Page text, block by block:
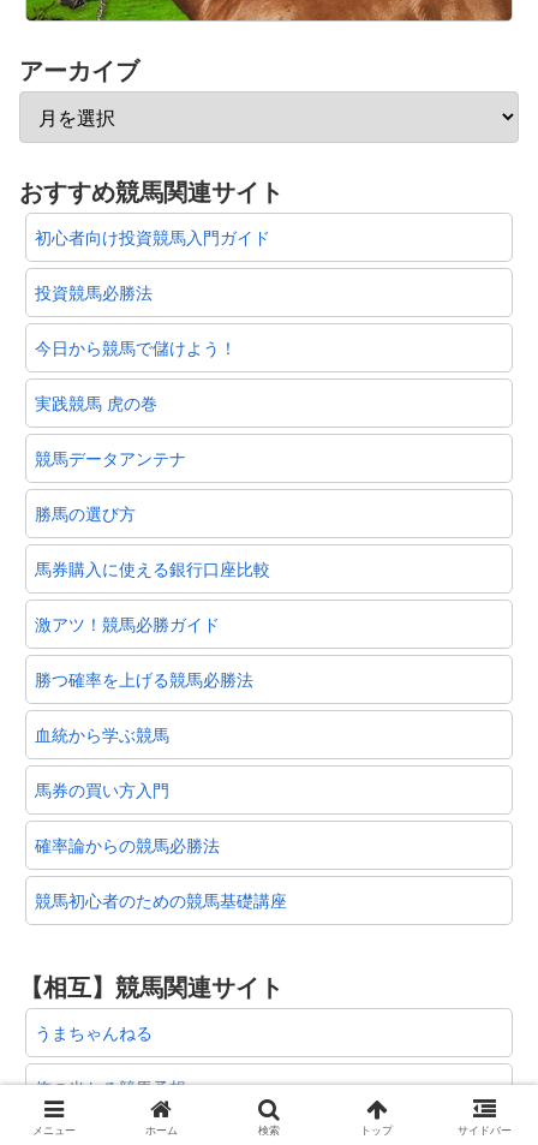
アーカイブ
おすすめ競馬関連サイト
初心者向け投資競馬入門ガイド
投資競馬必勝法
今日から競馬で儲けよう！
実践競馬 虎の巻
競馬データアンテナ
勝馬の選び方
馬券購入に使える銀行口座比較
激アツ！競馬必勝ガイド
勝つ確率を上げる競馬必勝法
血統から学ぶ競馬
馬券の買い方入門
確率論からの競馬必勝法
競馬初心者のための競馬基礎講座
【相互】競馬関連サイト
うまちゃんねる
俺の当たる競馬予想
メニュー ホーム 検索 トップ サイドバー